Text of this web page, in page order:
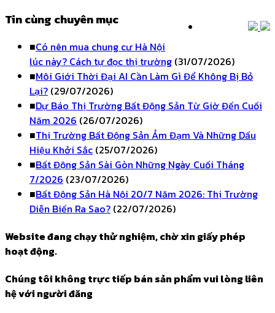
Tin cùng chuyên mục
■Có nên mua chung cư Hà Nội
lúc này? Cách tự đọc thị trường (31/07/2026)
■Môi Giới Thời Đại AI Cần Làm Gì Để Không Bị Bỏ
Lại? (29/07/2026)
■Dự Báo Thị Trường Bất Động Sản Từ Giờ Đến Cuối
Năm 2026 (26/07/2026)
■Thị Trường Bất Động Sản Ảm Đạm Và Những Dấu
Hiệu Khởi Sắc (25/07/2026)
■Bất Động Sản Sài Gòn Những Ngày Cuối Tháng
7/2026 (23/07/2026)
■Bất Động Sản Hà Nội 20/7 Năm 2026: Thị Trường
Diễn Biến Ra Sao? (22/07/2026)
Website đang chạy thử nghiệm, chờ xin giấy phép
hoạt động.
Chúng tôi không trực tiếp bán sản phẩm vui lòng liên
hệ với người đăng